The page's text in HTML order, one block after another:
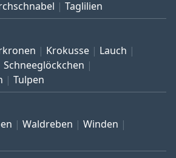
Taglilien
Krokusse
Lauch
Schneeglöckchen
Tulpen
Waldreben
Winden